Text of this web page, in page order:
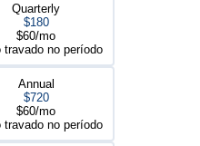
Quarterly
$180
$60/mo
travado no período
Annual
$720
$60/mo
travado no período